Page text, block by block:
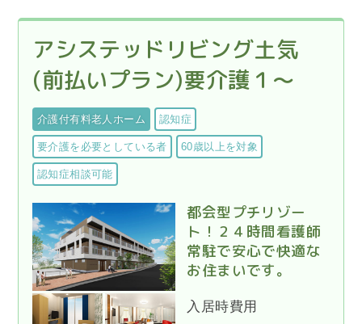
アシステッドリビング土気
(前払いプラン)要介護１～
介護付有料老人ホーム 認知症
要介護を必要としている者 60歳以上を対象
認知症相談可能
都会型プチリゾー
ト！２４時間看護師
常駐で安心で快適な
お住まいです。
入居時費用